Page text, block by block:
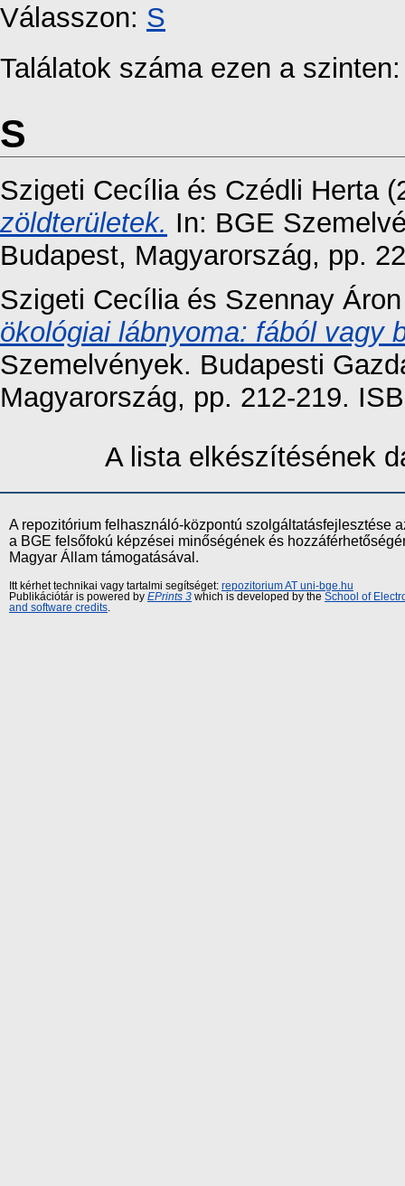
Válasszon: S
Találatok száma ezen a
S
Szigeti Cecíliaés Czédli Herta
zöldterületek. In: BGE
Budapest, Magyarország, pp.
Szigeti Cecíliaés Szennay Áron
ökológiai lábnyoma: fából vagy
Szemelvények. Budapesti
Magyarország, pp. 212-219.
A lista elkészítésének
A repozitórium felhasználó-központú szolgáltatásfejlesztése
a BGE felsőfokú képzései minőségének és
Magyar Állam támogatásával.
Itt kérhet technikai vagy tartalmi segítséget: repozitorium AT uni-bge.hu
Publikációtár is powered by EPrints 3 which is developed by the School of
and software credits